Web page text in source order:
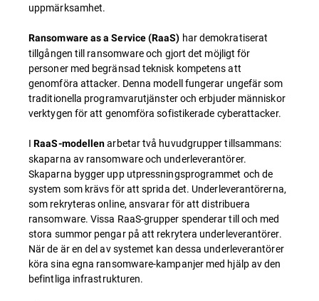
uppmärksamhet.
Ransomware as a Service (RaaS) har demokratiserat
tillgången till ransomware och gjort det möjligt för
personer med begränsad teknisk kompetens att
genomföra attacker. Denna modell fungerar ungefär som
traditionella programvarutjänster och erbjuder människor
verktygen för att genomföra sofistikerade cyberattacker.
IRaaS-modellenarbetar två huvudgrupper tillsammans:
skaparna av ransomware och underleverantörer.
Skaparna bygger upp utpressningsprogrammet och de
system som krävs för att sprida det. Underleverantörerna,
som rekryteras online, ansvarar för att distribuera
ransomware. Vissa RaaS-grupper spenderar till och med
stora summor pengar på att rekrytera underleverantörer.
När de är en del av systemet kan dessa underleverantörer
köra sina egna ransomware-kampanjer med hjälp av den
befintliga infrastrukturen.